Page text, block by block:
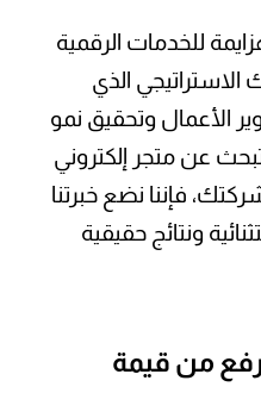
للخدمات الرقمية
الذي
الأعمال وتحقيق نمو
عن متجر إلكتروني
فإننا نضع خبرتنا
ونتائج حقيقية
ترفع من قيمة